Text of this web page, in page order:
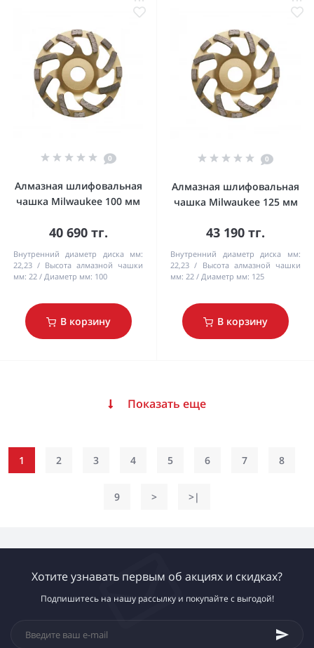
0
Алмазная шлифовальная
чашка Milwaukee 100 мм
40 690 тг.
Внутренний диаметр диска мм:
22,23
Высота алмазной чашки
мм: 22 Диаметр мм: 100
В корзину
0
Алмазная шлифовальная
чашка Milwaukee 125 мм
43 190 тг.
Внутренний диаметр диска мм:
22,23
Высота алмазной чашки
мм: 22 Диаметр мм: 125
В корзину
Показать еще
1 2 3 4 5 6 7 8
9 > >|
Хотите узнавать первым об акциях и скидках?
Подпишитесь на нашу рассылку и покупайте с выгодой!